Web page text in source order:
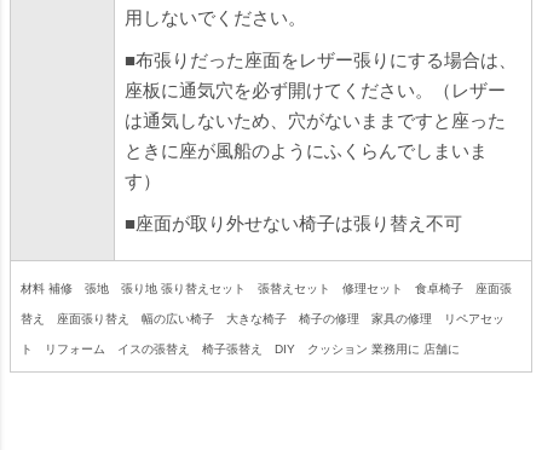
用しないでください。
■布張りだった座面をレザー張りにする場合は、
座板に通気穴を必ず開けてください。（レザー
は通気しないため、穴がないままですと座った
ときに座が風船のようにふくらんでしまいま
す）
■座面が取り外せない椅子は張り替え不可
材料 補修 張地 張り地 張り替えセット 張替えセット 修理セット 食卓椅子 座面張
替え 座面張り替え 幅の広い椅子 大きな椅子 椅子の修理 家具の修理 リペアセッ
ト リフォーム イスの張替え 椅子張替え DIY クッション 業務用に 店舗に